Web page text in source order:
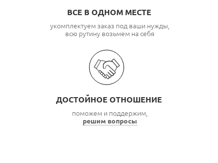
ВСЕ В ОДНОМ МЕСТЕ
укомплектуем заказ под ваши нужды,
всю рутину возьмем на себя
ДОСТОЙНОЕ ОТНОШЕНИЕ
поможем и поддержим,
решим вопросы